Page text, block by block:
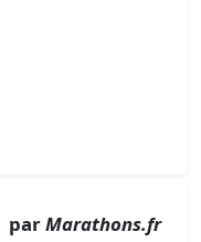
parMarathons.fr